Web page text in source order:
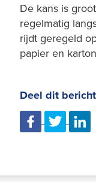
De kans is
regelmatig
rijdt geregeld
papier en
Deel dit bericht